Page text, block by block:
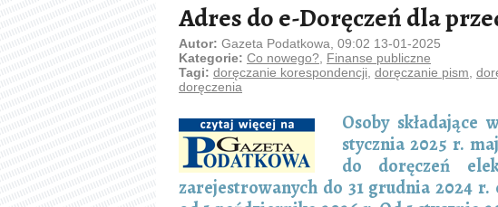
Adres do e-Doręczeń dla
Autor: Gazeta Podatkowa, 09:02 13-01-2025
Kategorie: Co nowego? Finanse publiczne
Tagi: doręczanie korespondencji doręczanie pism
doręczenia
Osoby
stycznia 2025 r.
do doręczeń
zarejestrowanych do 31 grudnia 2024